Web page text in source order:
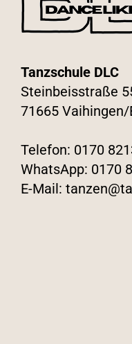
Tanzschule DLC
Steinbeisstraße
71665 Vaihingen/
Telefon: 0170
WhatsApp: 0170
E-Mail: